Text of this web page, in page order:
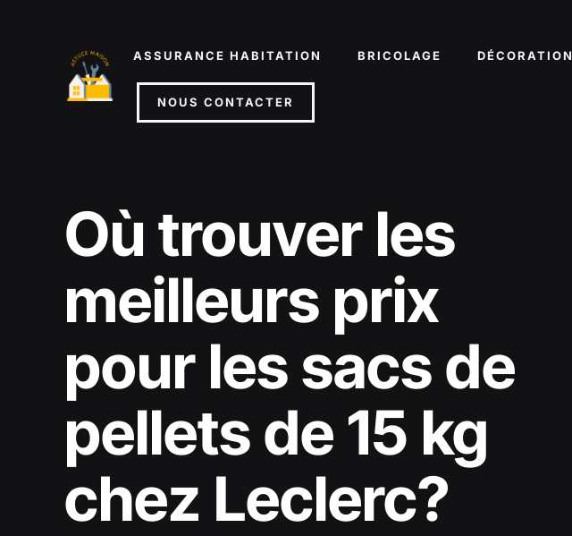
ASSURANCE HABITATION BRICOLAGE DÉCORATION
NOUS CONTACTER
Où trouver les
meilleurs prix
pour les sacs de
pellets de 15 kg
chez Leclerc?